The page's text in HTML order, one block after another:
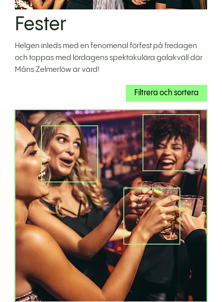
Fester
Helgen inleds med en fenomenal förfest på fredagen
och toppas med lördagens spektakulära galakväll där
Måns Zelmerlöw är värd!
Filtrera och sortera